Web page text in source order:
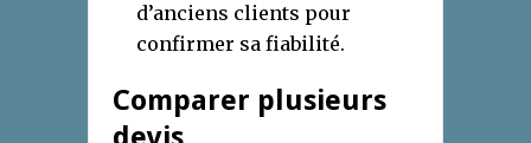
d’anciens clients pour
confirmer sa fiabilité.
Comparer plusieurs